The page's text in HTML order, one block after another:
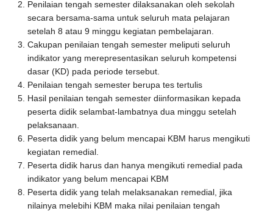
Penilaian tengah semester dilaksanakan oleh sekolah
secara bersama-sama untuk seluruh mata pelajaran
setelah 8 atau 9 minggu kegiatan pembelajaran.
Cakupan penilaian tengah semester meliputi seluruh
indikator yang merepresentasikan seluruh kompetensi
dasar (KD) pada periode tersebut.
Penilaian tengah semester berupa tes tertulis
Hasil penilaian tengah semester diinformasikan kepada
peserta didik selambat-lambatnya dua minggu setelah
pelaksanaan.
Peserta didik yang belum mencapai KBM harus mengikuti
kegiatan remedial.
Peserta didik harus dan hanya mengikuti remedial pada
indikator yang belum mencapai KBM
Peserta didik yang telah melaksanakan remedial, jika
nilainya melebihi KBM maka nilai penilaian tengah